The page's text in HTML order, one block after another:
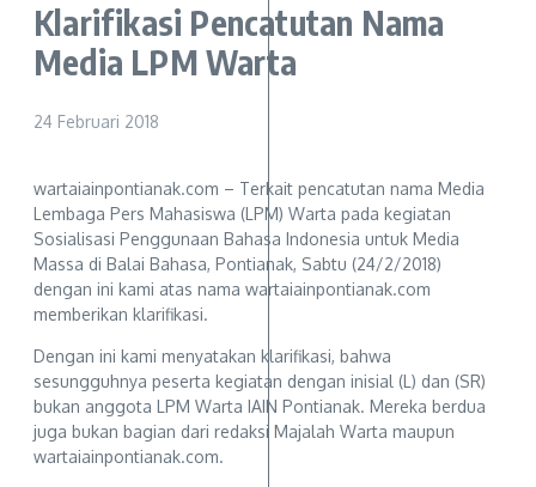
Klarifikasi Pencatutan Nama
Media LPM Warta
24 Februari 2018
wartaiainpontianak.com – Terkait pencatutan nama Media
Lembaga Pers Mahasiswa (LPM) Warta pada kegiatan
Sosialisasi Penggunaan Bahasa Indonesia untuk Media
Massa di Balai Bahasa, Pontianak, Sabtu (24/2/2018)
dengan ini kami atas nama wartaiainpontianak.com
memberikan klarifikasi.
Dengan ini kami menyatakan klarifikasi, bahwa
sesungguhnya peserta kegiatan dengan inisial (L) dan (SR)
bukan anggota LPM Warta IAIN Pontianak. Mereka berdua
juga bukan bagian dari redaksi Majalah Warta maupun
wartaiainpontianak.com.